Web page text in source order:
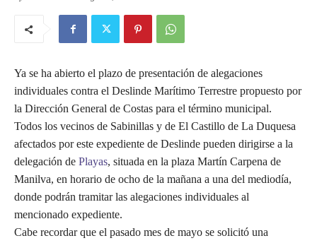
Ya se ha abierto el plazo de presentación de alegaciones
individuales contra el Deslinde Marítimo Terrestre propuesto por
la Dirección General de Costas para el término municipal.
Todos los vecinos de Sabinillas y de El Castillo de La Duquesa
afectados por este expediente de Deslinde pueden dirigirse a la
delegación de Playas, situada en la plaza Martín Carpena de
Manilva, en horario de ocho de la mañana a una del mediodía,
donde podrán tramitar las alegaciones individuales al
mencionado expediente.
Cabe recordar que el pasado mes de mayo se solicitó una